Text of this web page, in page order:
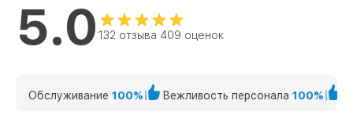
5.0 132 отзыва 409 оценок
Обслуживание 100% Вежливость персонала 100%